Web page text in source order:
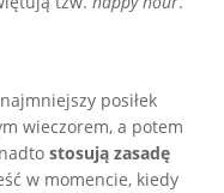
posiłek
wieczorem, a potem
stosują zasadę
w momencie, kiedy